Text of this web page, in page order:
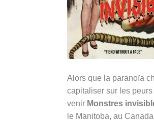
Alors que la paranoïa
capitaliser sur les
venir Monstres
le Manitoba, au